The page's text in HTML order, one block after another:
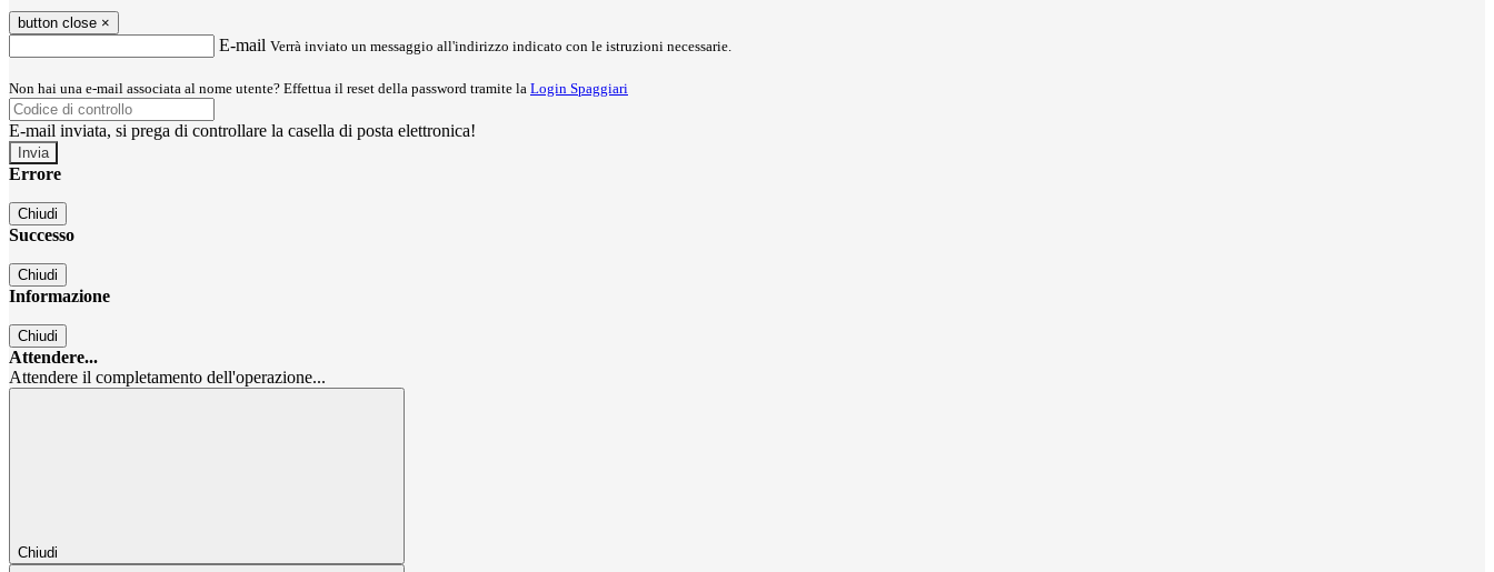
button close ×
E-mail Verrà inviato un messaggio all'indirizzo indicato con le istruzioni necessarie.
Non hai una e-mail associata al nome utente? Effettua il reset della password tramite la Login Spaggiari
E-mail inviata, si prega di controllare la casella di posta elettronica!
Errore
Chiudi
Successo
Chiudi
Informazione
Chiudi
Attendere...
Attendere il completamento dell'operazione...
Chiudi